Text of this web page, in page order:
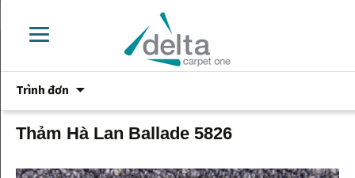
Trình đơn
phần
nội
dung
Thảm Hà Lan Ballade 5826